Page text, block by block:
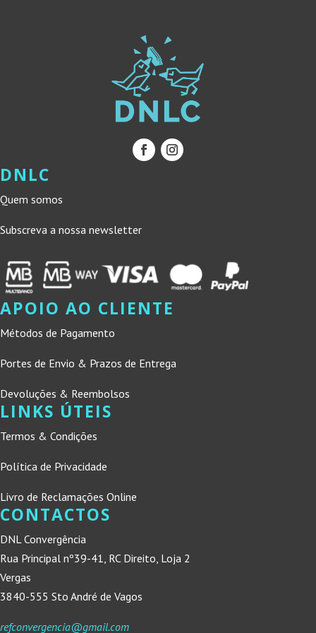
DNLC
Quem somos
Subscreva a nossa newsletter
APOIO AO CLIENTE
Métodos de Pagamento
Portes de Envio & Prazos de Entrega
Devoluções & Reembolsos
LINKS ÚTEIS
Termos & Condições
Política de Privacidade
Livro de Reclamações Online
CONTACTOS
DNL Convergência
Rua Principal nº39-41, RC Direito, Loja 2
Vergas
3840-555 Sto André de Vagos
refconvergencia@gmail.com